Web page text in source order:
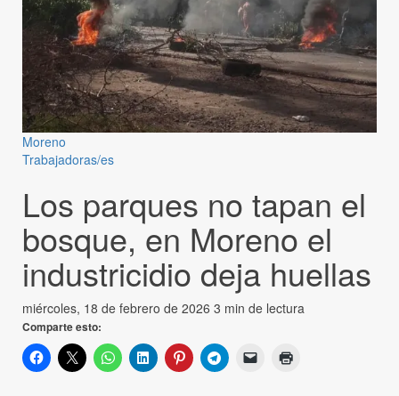
Moreno
Trabajadoras/es
Los parques no tapan el
bosque, en Moreno el
industricidio deja huellas
miércoles, 18 de febrero de 2026 3 min de lectura
Comparte esto: